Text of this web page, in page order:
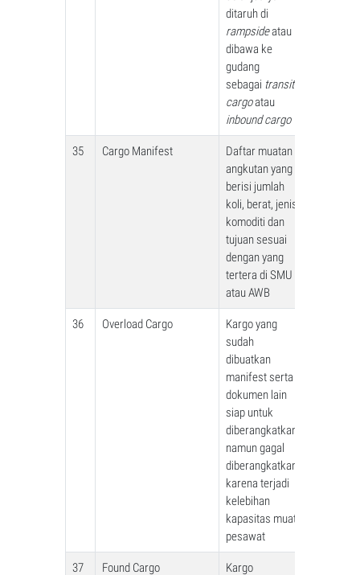
ditaruh di
rampsideatau
dibawa ke
gudang
sebagai transit
cargoatau
inbound cargo
35 Cargo Manifest
Daftar muatan
angkutan yang
berisi jumlah
koli, berat, jenis
komoditi dan
tujuan sesuai
dengan yang
tertera di SMU
atau AWB
36 Overload Cargo
Kargo yang
sudah
dibuatkan
manifest serta
dokumen lain
siap untuk
diberangkatkan
namun gagal
diberangkatkan
karena terjadi
kelebihan
kapasitas muat
pesawat
37 Found Cargo
Kargo